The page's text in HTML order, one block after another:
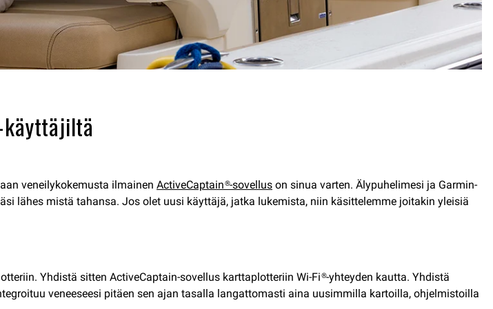
käyttäjiltä
veneilykokemusta ilmainen ActiveCaptain®-sovellus on sinua varten. Älypuhelimesi ja Garmin-
lähes mistä tahansa. Jos olet uusi käyttäjä, jatka lukemista, niin käsittelemme joitakin yleisiä
Yhdistä sitten ActiveCaptain-sovellus karttaplotteriin Wi-Fi®-yhteyden kautta. Yhdistä
veneeseesi pitäen sen ajan tasalla langattomasti aina uusimmilla kartoilla, ohjelmistoilla